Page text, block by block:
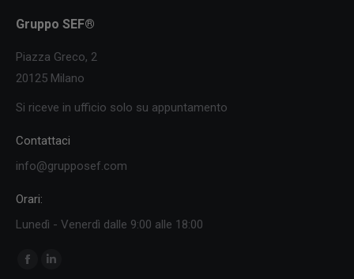
Gruppo SEF®
Piazza Greco, 2
20125 Milano
Si riceve in ufficio solo su appuntamento
Contattaci
info@grupposef.com
Orari:
Lunedì - Venerdì dalle 9:00 alle 18:00
Ci puoi trovare su:
Facebook